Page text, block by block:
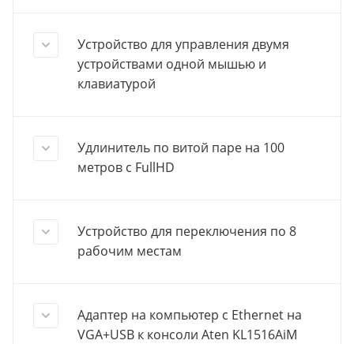
Устройство для управления двумя
устройствами одной мышью и
клавиатурой
Удлинитель по витой паре на 100
метров с FullHD
Устройство для переключения по 8
рабочим местам
Адаптер на компьютер c Ethernet на
VGA+USB к консоли Aten KL1516AiM